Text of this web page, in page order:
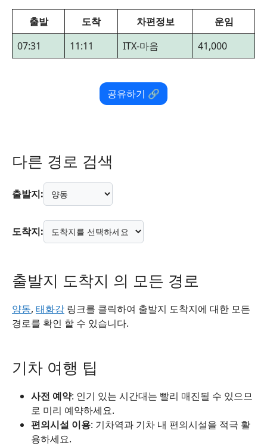
출발 도착 차편정보
운임
07:31
11:11 ITX-마음 41,000
공유하기 🔗
다른 경로 검색
출발지:
도착지:
출발지 도착지 의 모든 경로
양동, 태화강 링크를 클릭하여 출발지 도착지에 대한 모든
경로를 확인 할 수 있습니다.
기차 여행 팁
사전 예약: 인기 있는 시간대는 빨리 매진될 수 있으므
로 미리 예약하세요.
편의시설 이용: 기차역과 기차 내 편의시설을 적극 활
용하세요.